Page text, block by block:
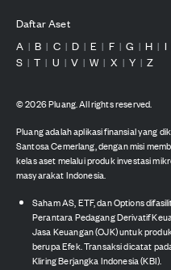
Daftar Aset
A | B | C | D | E | F | G | H | I
S | T | U | V | W | X | Y | Z
©2026Pluang. All rights reserved.
Pluang adalah aplikasi finansial yang
Santosa Cemerlang, dengan misi
kelas aset melalui produk investasi
masyarakat Indonesia.
Saham AS, ETF, dan Options
Perantara Pedagang Derivatif
Jasa Keuangan (OJK) untuk
berupa Efek. Transaksi dicatat
Kliring Berjangka Indonesia (KBI).